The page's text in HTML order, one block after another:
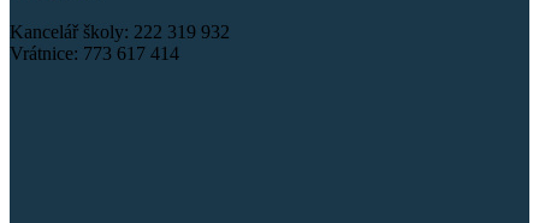
Kancelář školy: 222 319 932
Vrátnice: 773 617 414